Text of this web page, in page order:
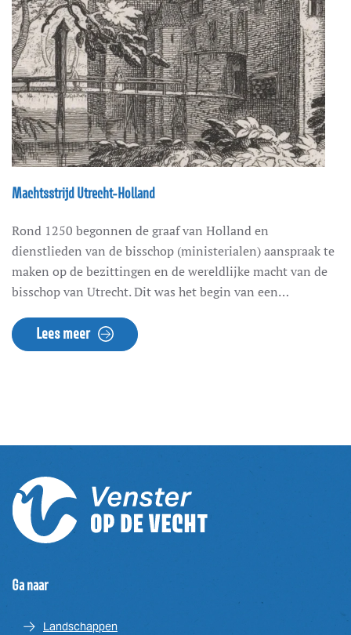
Machtsstrijd Utrecht-Holland
Rond 1250 begonnen de graaf van Holland en
dienstlieden van de bisschop (ministerialen) aanspraak te
maken op de bezittingen en de wereldlijke macht van de
bisschop van Utrecht. Dit was het begin van een
kastelen in het gebied zijn hier tastbare herinneringen
aan. Maar ook de grillig lopende provinciegrenzen zijn het
Lees meer
Ga naar
Landschappen